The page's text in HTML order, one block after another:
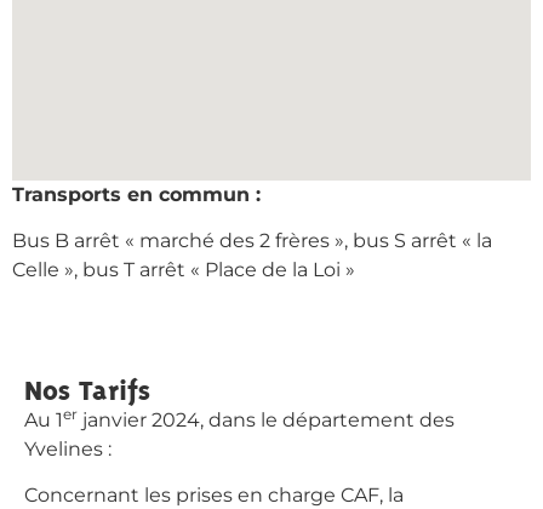
Transports en commun :
Bus B arrêt « marché des 2 frères », bus S arrêt « la
Celle », bus T arrêt « Place de la Loi »
Nos Tarifs
Au 1er janvier 2024, dans le département des
Yvelines :
Concernant les prises en charge CAF, la